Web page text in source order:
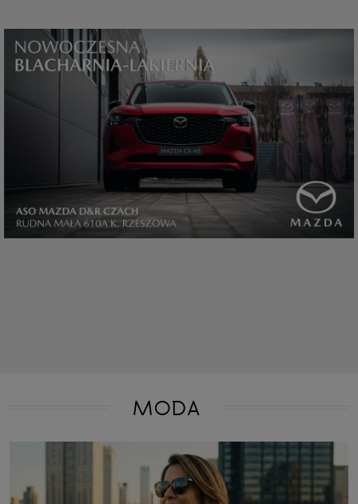
Szczegółową informację na temat plików cookie i ich funkcjonowania
znajdziesz pod tym linkiem
o tym jak zmienić ustawienia przeglądarki, aby ograniczyć lub wyłączyć
funkcjonowanie plików cookies itp. oraz jak usunąć takie pliki z Twojego
Twoje uprawnienia
Przysługują Ci następujące uprawnienia wobec Twoich danych i ich
przetwarzania przez nas, inne podmioty z Grupy SAGIER i Zaufanych
1. Jeśli udzieliłeś zgody na przetwarzanie danych możesz ją w każdej
chwili wycofać (cofnięcie zgody oczywiście nie uchyli zgodności z prawem
przetwarzania już dokonanego na jej podstawie);
2. Masz również prawo żądania dostępu do Twoich danych osobowych, ich
sprostowania, usunięcia lub ograniczenia przetwarzania, prawo do
przeniesienia danych, wyrażenia sprzeciwu wobec przetwarzania danych
oraz prawo do wniesienia skargi do organu nadzorczego, którym w Polsce
MODA